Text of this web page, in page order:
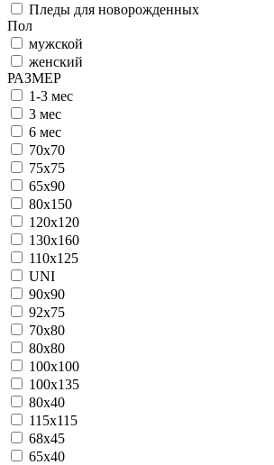
Пледы для новорожденных
Пол
мужской
женский
РАЗМЕР
1-3 мес
3 мес
6 мес
70х70
75х75
65х90
80х150
120х120
130х160
110х125
UNI
90x90
92x75
70х80
80х80
100х100
100х135
80х40
115х115
68х45
65х40